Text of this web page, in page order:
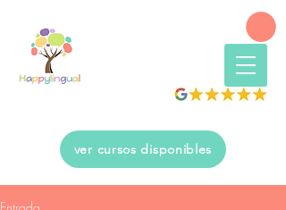
ver cursos disponibles
Entrada